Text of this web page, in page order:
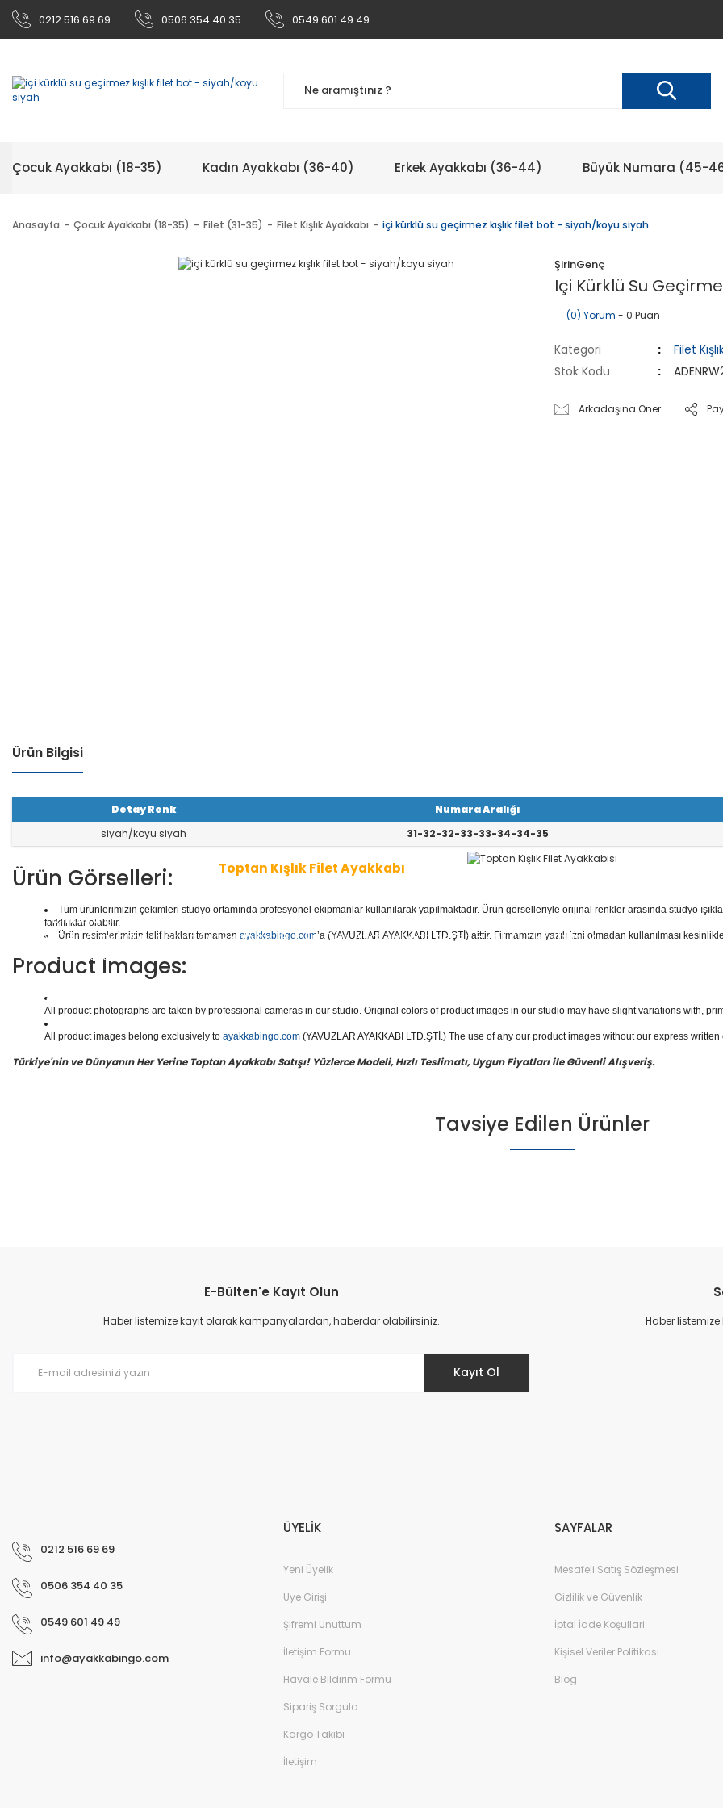
0212 516 69 69 0506 354 40 35 0549 601 49 49
Çocuk Ayakkabı (18-35) Kadın Ayakkabı (36-40) Erkek Ayakkabı (36-44) Büyük Numara (45-
Anasayfa Çocuk Ayakkabı (18-35) Filet (31-35) Filet Kışlık Ayakkabı içi kürklü su geçirmez kışlık filet bot - siyah/koyu siyah
ŞirinGenç
Içi Kürklü Su
(0) Yorum - 0 Puan
Kategori
Filet
Stok Kodu
Arkadaşına Öner
Ürün Bilgisi
Detay Renk Numara Aralığı
siyah/koyu siyah
31-32-32-33-33-34-34-35
Toptan Kışlık Filet Ayakkabı
1 seri içinde8çift ayakkabı bulunur. Toptan Filet Ayakkabı
kategorisinde; Botlar, Çizmeler, K
aliteli Deri Ayakkabılar, Spor Ayakkabılar, Günlük Deri Ayakkabılar, Keten - Kot Ayakkabılar v
e daha binlerce model filet ayakkabısı mevcuttur.
Yüzlerce modeli, hızlı teslimatı, uygun
doğru adresi Yavuzlar Ayakkabı!
Ürün Görselleri:
Tüm ürünlerimizin çekimleri stüdyo ortamında profesyonel ekipmanlar kullanılarak yapılmaktadır. Ürün görselleriyle orijinal renkler arasında stüdyo
farklılıklar olabilir.
Ürün resimlerimizin telif hakları tamamen ayakkabingo.com’a (YAVUZLAR AYAKKABI LTD.ŞTİ) aittir. Firmamızın yazılı izni olmadan kullanılması
Product Images:
All product photographs are taken by professional cameras in our studio. Original colors of product images in our studio may have slight variations with,
All product images belong exclusively to ayakkabingo.com (YAVUZLAR AYAKKABI LTD.ŞTİ.) The use of any our product images without our express
Türkiye'nin ve Dünyanın Her Yerine Toptan Ayakkabı Satışı! Yüzlerce Modeli, Hızlı Teslimatı, Uygun Fiyatları ile Güvenli Alışveriş.
Tavsiye Edilen Ürünler
E-Bülten'e Kayıt Olun
Haber listemize kayıt olarak kampanyalardan, haberdar olabilirsiniz.
Kayıt Ol
Haber
0212 516 69 69
0506 354 40 35
0549 601 49 49
info@ayakkabingo.com
ÜYELİK
Yeni Üyelik
Üye Girişi
Şifremi Unuttum
İletişim Formu
Havale Bildirim Formu
Sipariş Sorgula
Kargo Takibi
İletişim
SAYFALAR
Mesafeli Satış Sözleşmesi
Gizlilik ve Güvenlik
İptal İade Koşullari
Kişisel Veriler Politikası
Blog